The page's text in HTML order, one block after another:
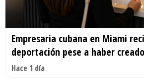
Empresaria cubana en Miami
deportación pese a haber
Hace 1 día